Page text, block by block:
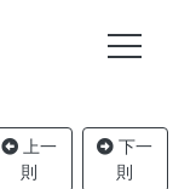
上一
則
下一
則